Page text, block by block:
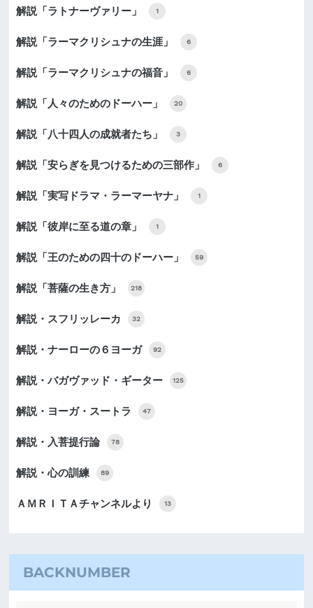
解説「ラトナーヴァリー」 1
解説「ラーマクリシュナの生涯」 6
解説「ラーマクリシュナの福音」 6
解説「人々のためのドーハー」 20
解説「八十四人の成就者たち」 3
解説「安らぎを見つけるための三部作」 6
解説「実写ドラマ・ラーマーヤナ」 1
解説「彼岸に至る道の章」 1
解説「王のための四十のドーハー」 59
解説「菩薩の生き方」 218
解説・スフリッレーカ 32
解説・ナーローの６ヨーガ 92
解説・バガヴァッド・ギーター 125
解説・ヨーガ・スートラ 47
解説・入菩提行論 78
解説・心の訓練 89
ＡＭＲＩＴＡチャンネルより 13
BACKNUMBER